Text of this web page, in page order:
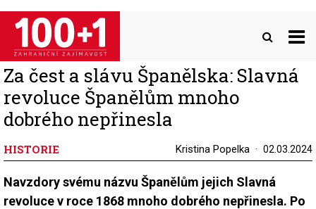
Přejít
hlavnímu
obsahu
Za čest a slávu Španělska: Slavná
revoluce Španělům mnoho
dobrého nepřinesla
HISTORIE Kristina Popelka 02.03.2024
Navzdory svému názvu Španělům jejich Slavná
revoluce v roce 1868 mnoho dobrého nepřinesla. Po